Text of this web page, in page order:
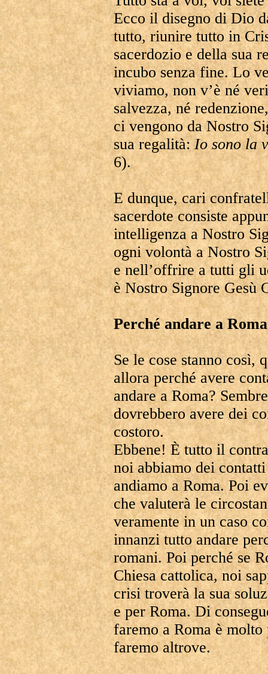
Ecco il disegno di Dio
tutto, riunire tutto in
sacerdozio e della sua
incubo senza fine. Lo
viviamo, non v’è né
salvezza, né
ci vengono da Nostro
sua regalità:Io sono la
6).
E dunque, cari
sacerdote consiste
intelligenza a Nostro
ogni volontà a Nostro
e nell’offrire a tutti gli
è Nostro Signore Gesù
Perché andare a Roma
Se le cose stanno così,
allora perché avere
andare a Roma?
dovrebbero avere dei
costoro.
Ebbene! È tutto il
noi abbiamo dei
andiamo a Roma. Poi
che valuterà le
veramente in un caso
innanzi tutto andare
romani. Poi perché se
Chiesa cattolica, noi
crisi troverà la sua
e per Roma. Di
faremo a Roma è
faremo altrove.